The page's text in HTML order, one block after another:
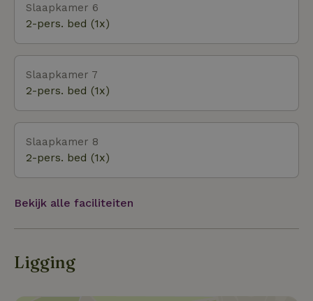
Slaapkamer 6
2-pers. bed (1x)
Slaapkamer 7
2-pers. bed (1x)
Slaapkamer 8
2-pers. bed (1x)
Bekijk alle faciliteiten
Ligging